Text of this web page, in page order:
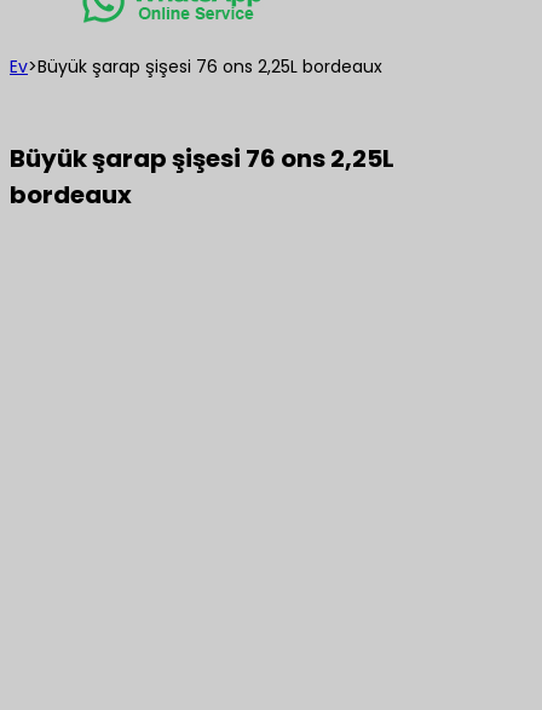
Ev>Büyük şarap şişesi 76 ons 2,25L bordeaux
Büyük şarap şişesi 76 ons 2,25L
bordeaux